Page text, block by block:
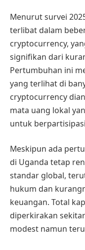
Menurut survei
terlibat dalam
cryptocurrency,
signifikan dari
Pertumbuhan ini
yang terlihat di
cryptocurrency
mata uang lokal
untuk
Meskipun ada
di Uganda tetap
standar global,
hukum dan
keuangan. Total
diperkirakan
modest namun